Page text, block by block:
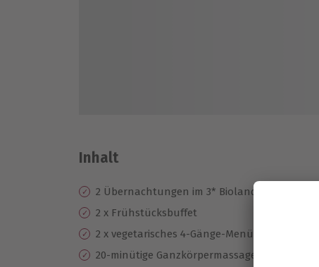
Inhalt
2 Übernachtungen im 3* Biolandhaus Arche
2 x Frühstücksbuffet
2 x vegetarisches 4-Gänge-Menü
20-minütige Ganzkörpermassage pro Person